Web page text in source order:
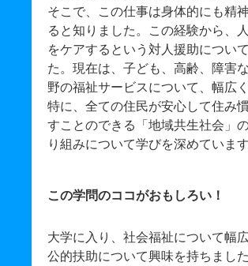
そこで、この仕事は身体的にも精
ると知りました。この経験から、
をケアするという対人援助につい
た。現在は、子ども、高齢、障害
野の福祉サービスについて、幅広
特に、全ての住民が安心して住み
すことのできる「地域共生社会」
り組みについて学びを深めています
この学問のココがおもしろい！
大学に入り、社会福祉について幅
公的扶助について興味を持ちまし